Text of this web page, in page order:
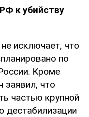
к убийству
исключает, что
по
Кроме
заявил, что
частью крупной
дестабилизации